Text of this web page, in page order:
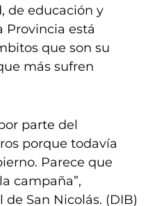
de educación y
Provincia está
que son su
más sufren
parte del
porque todavía
Parece que
campaña”,
San Nicolás. (DIB)